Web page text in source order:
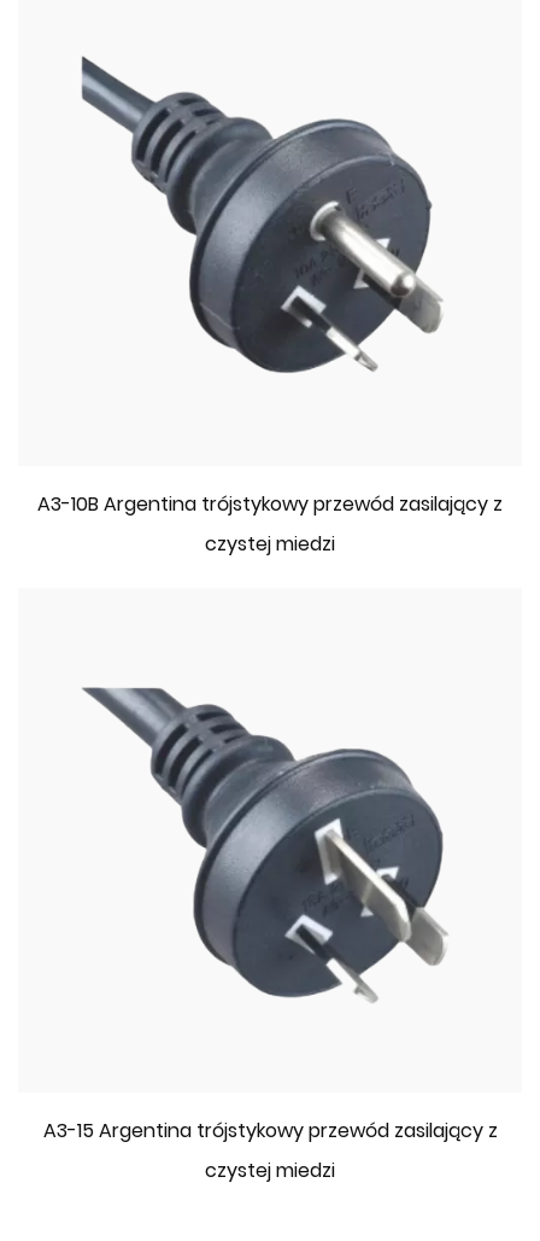
A3-10B Argentina trójstykowy przewód zasilający z
czystej miedzi
A3-15 Argentina trójstykowy przewód zasilający z
czystej miedzi